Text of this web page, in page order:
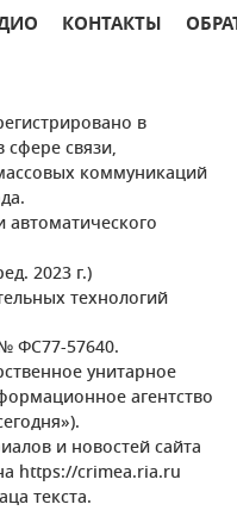
КОНТАКТЫ
в
связи,
коммуникаций
автоматического
2023 г.)
технологий
ФС77-57640.
унитарное
агентство
и новостей сайта
https://crimea.ria.ru
текста.